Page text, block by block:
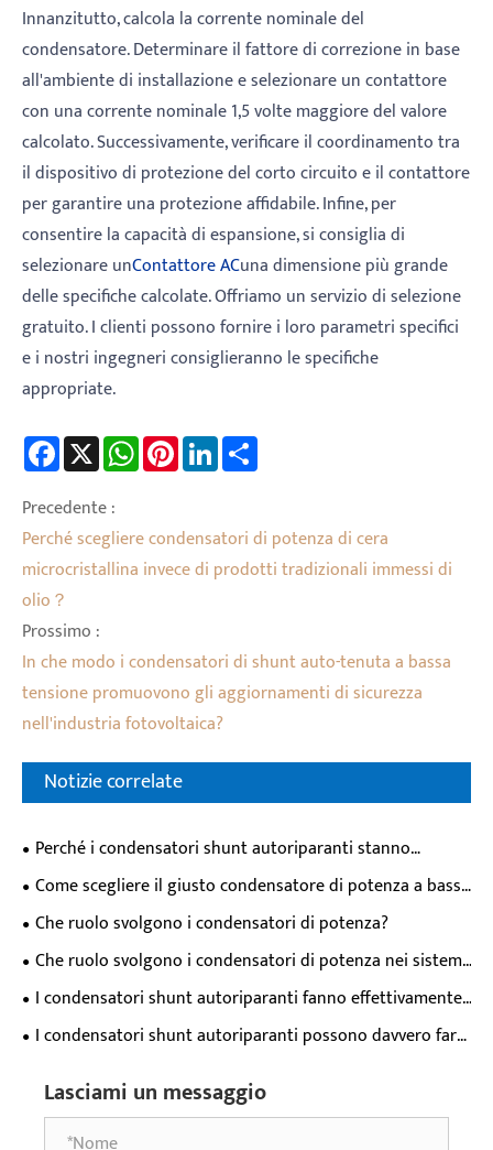
Innanzitutto, calcola la corrente nominale del
condensatore. Determinare il fattore di correzione in base
all'ambiente di installazione e selezionare un contattore
con una corrente nominale 1,5 volte maggiore del valore
calcolato. Successivamente, verificare il coordinamento tra
il dispositivo di protezione del corto circuito e il contattore
per garantire una protezione affidabile. Infine, per
consentire la capacità di espansione, si consiglia di
selezionare unContattore ACuna dimensione più grande
delle specifiche calcolate. Offriamo un servizio di selezione
gratuito. I clienti possono fornire i loro parametri specifici
e i nostri ingegneri consiglieranno le specifiche
appropriate.
Facebook WhatsAppPinterestLinkedIn
Precedente :
Perché scegliere condensatori di potenza di cera
microcristallina invece di prodotti tradizionali immessi di
olio？
Prossimo :
In che modo i condensatori di shunt auto-tenuta a bassa
tensione promuovono gli aggiornamenti di sicurezza
nell'industria fotovoltaica?
Notizie correlate
Perché i condensatori shunt autoriparanti stanno
diventando la scelta preferita per i moderni sistemi di
alimentazione?
Come scegliere il giusto condensatore di potenza a bassa
tensione per la correzione del fattore di potenza
Che ruolo svolgono i condensatori di potenza?
Che ruolo svolgono i condensatori di potenza nei sistemi
di alimentazione?
I condensatori shunt autoriparanti fanno effettivamente
risparmiare denaro o sono solo uno spreco di denaro?
I condensatori shunt autoriparanti possono davvero farti
Lasciami un messaggio